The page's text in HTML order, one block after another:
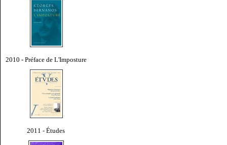
2010 - Préface de L'Imposture
2011 - Études